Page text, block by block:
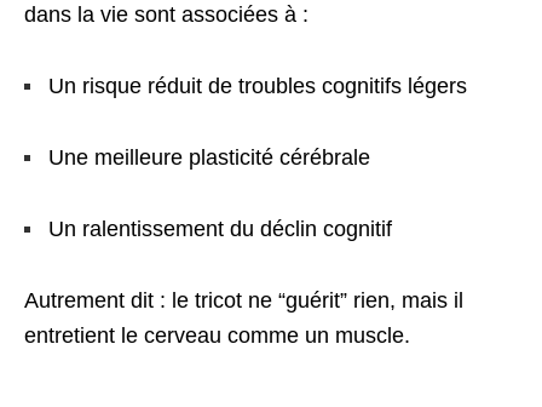
dans la vie sont associées à :
Un risque réduit de troubles cognitifs légers
Une meilleure plasticité cérébrale
Un ralentissement du déclin cognitif
Autrement dit : le tricot ne “guérit” rien, mais il
entretient le cerveau comme un muscle.